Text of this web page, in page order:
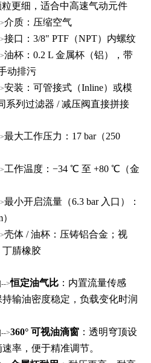
粒更细，适合中高速气动元件
介质： 压缩空气
接口： 3/8" PTF（NPT）内螺纹
油杯： 0.2 L 金属杯（铝）
，带
动排污
安装：可 管接式（Inline）或模
系列过滤器 / 减压阀直接拼接
最大工作压力： 17 bar（250
工作温度： −34 ℃ 至 +80 ℃ （金
最小开启流量（6.3 bar 入口）：
壳体 / 油杯： 压铸铝合金 ；视
丁腈橡胶
>恒定油气比：内置流量传感
持输油密度稳定 ，负载变化时润
>360° 可视油滴窗：透明穹顶设
速率，便于精准调节。